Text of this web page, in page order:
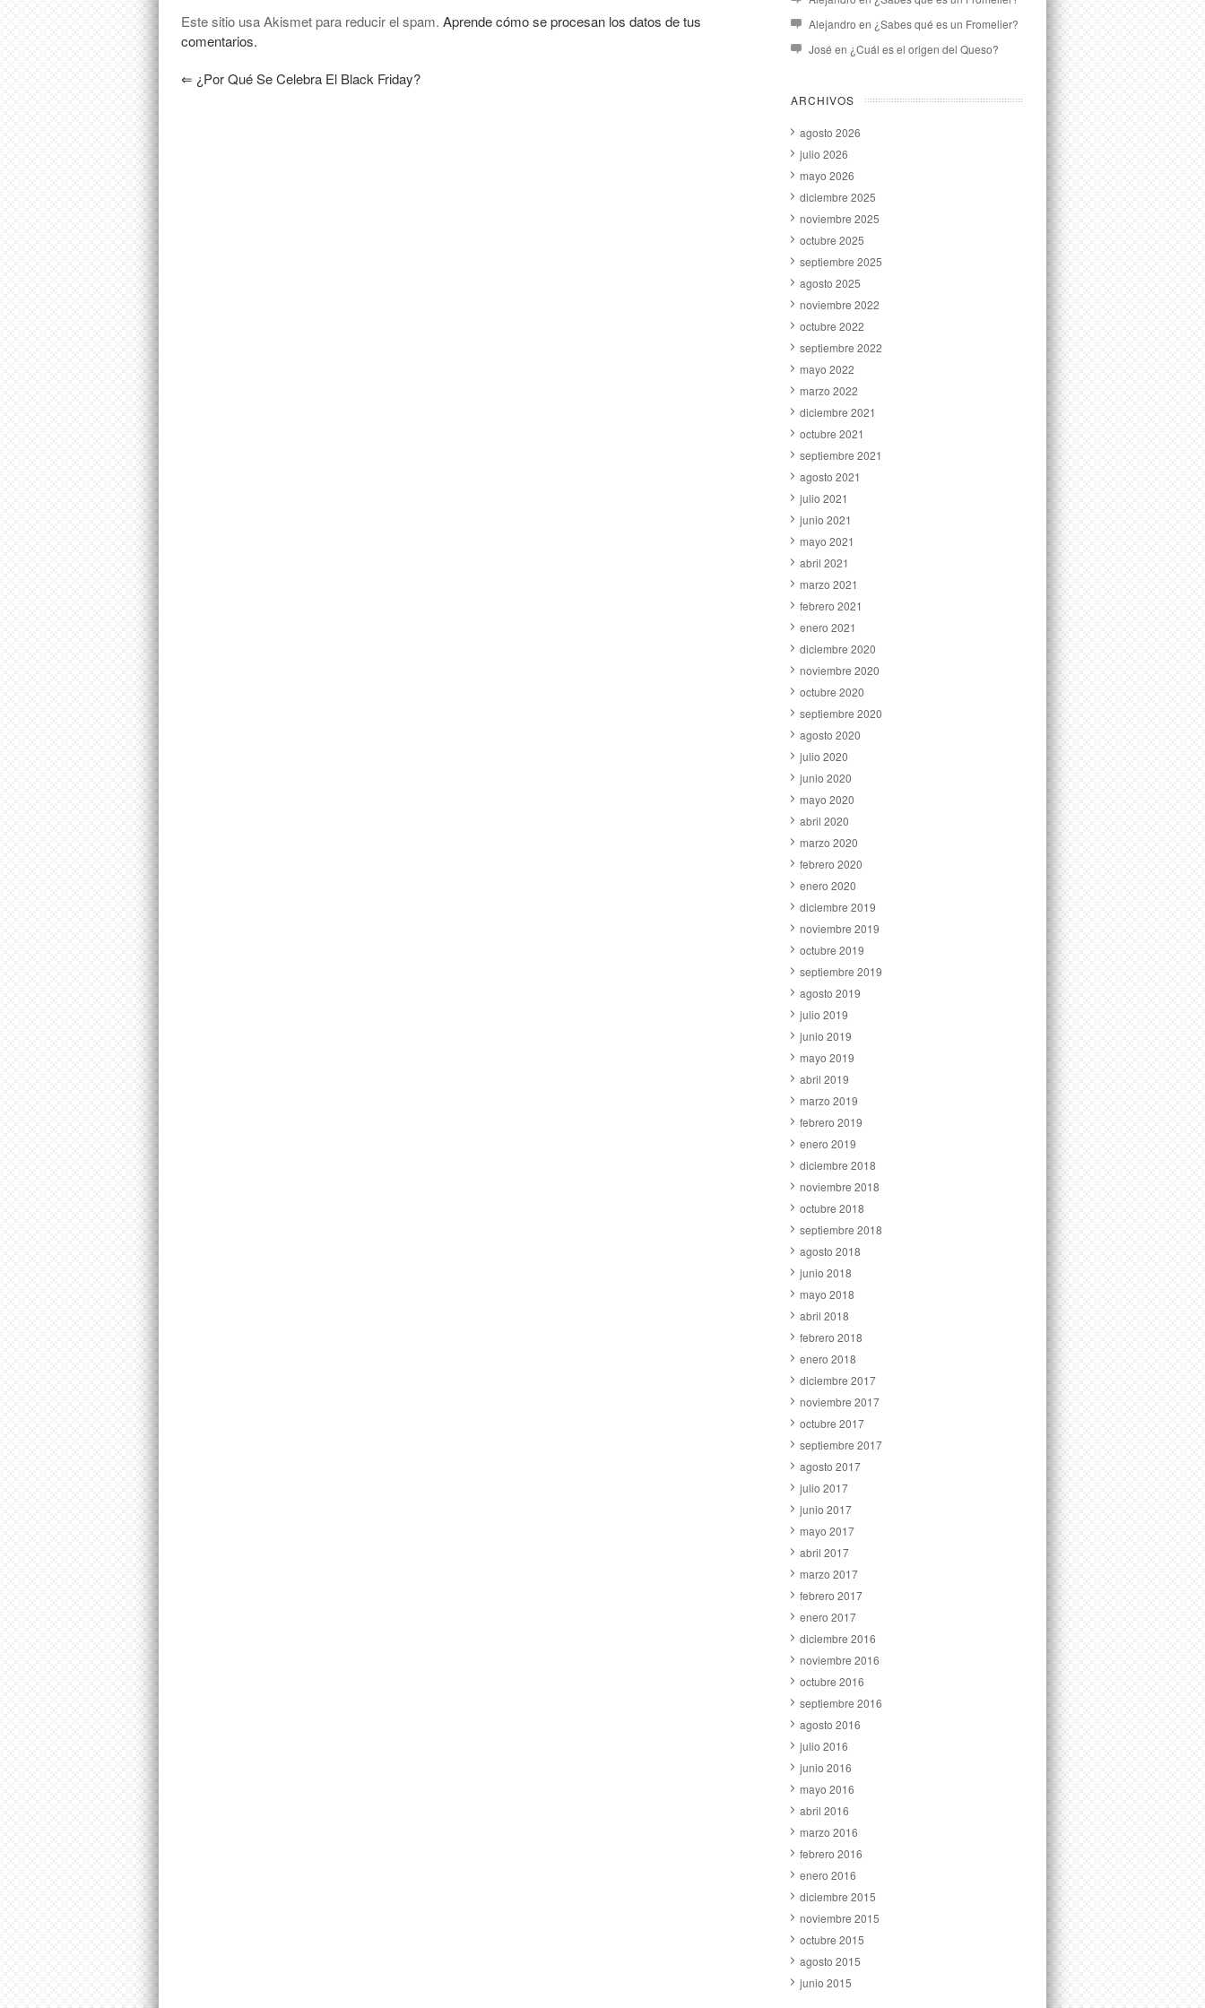
Este sitio usa Akismet para reducir el spam. Aprende cómo se procesan los datos de tus
comentarios.
⇐ ¿Por Qué Se Celebra El Black Friday?
Alejandro en ¿Sabes qué es un Fromelier?
José en ¿Cuál es el origen del Queso?
ARCHIVOS
agosto 2026
julio 2026
mayo 2026
diciembre 2025
noviembre 2025
octubre 2025
septiembre 2025
agosto 2025
noviembre 2022
octubre 2022
septiembre 2022
mayo 2022
marzo 2022
diciembre 2021
octubre 2021
septiembre 2021
agosto 2021
julio 2021
junio 2021
mayo 2021
abril 2021
marzo 2021
febrero 2021
enero 2021
diciembre 2020
noviembre 2020
octubre 2020
septiembre 2020
agosto 2020
julio 2020
junio 2020
mayo 2020
abril 2020
marzo 2020
febrero 2020
enero 2020
diciembre 2019
noviembre 2019
octubre 2019
septiembre 2019
agosto 2019
julio 2019
junio 2019
mayo 2019
abril 2019
marzo 2019
febrero 2019
enero 2019
diciembre 2018
noviembre 2018
octubre 2018
septiembre 2018
agosto 2018
junio 2018
mayo 2018
abril 2018
febrero 2018
enero 2018
diciembre 2017
noviembre 2017
octubre 2017
septiembre 2017
agosto 2017
julio 2017
junio 2017
mayo 2017
abril 2017
marzo 2017
febrero 2017
enero 2017
diciembre 2016
noviembre 2016
octubre 2016
septiembre 2016
agosto 2016
julio 2016
junio 2016
mayo 2016
abril 2016
marzo 2016
febrero 2016
enero 2016
diciembre 2015
noviembre 2015
octubre 2015
agosto 2015
junio 2015